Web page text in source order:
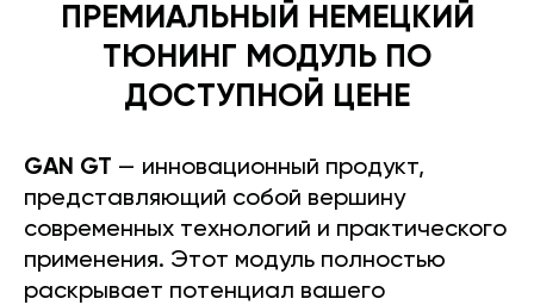
ПРЕМИАЛЬНЫЙ НЕМЕЦКИЙ
ТЮНИНГ МОДУЛЬ ПО
ДОСТУПНОЙ ЦЕНЕ
GAN GT — инновационный продукт,
представляющий собой вершину
современных технологий и практического
применения. Этот модуль полностью
раскрывает потенциал вашего